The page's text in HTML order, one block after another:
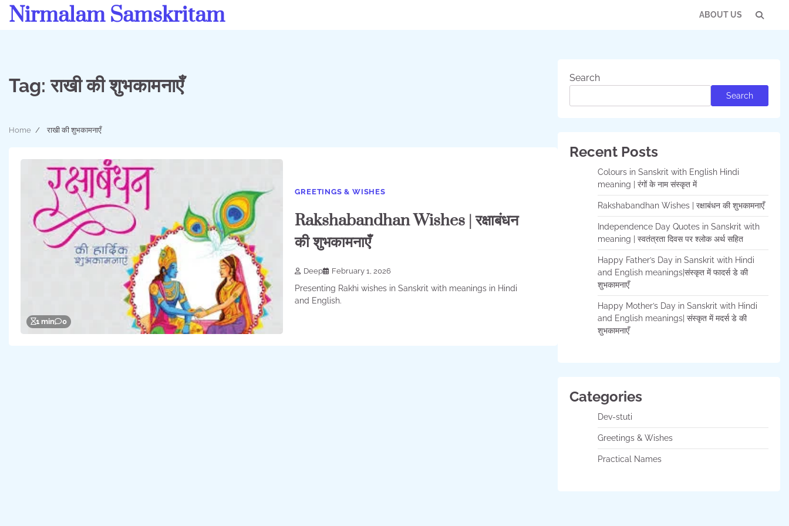
SkipNirmalam Samskritam ABOUT US
Tag:राखी की शुभकामनाएँ
Home राखी की शुभकामनाएँ
1 min 0
GREETINGS & WISHES
Rakshabandhan Wishes | रक्षाबंधन
की शुभकामनाएँ
Deep February 1, 2026
Presenting Rakhi wishes in Sanskrit with meanings in Hindi
and English.
Search
Search
Recent Posts
Colours in Sanskrit with English Hindi
meaning | रंगों के नाम संस्कृत में
Rakshabandhan Wishes | रक्षाबंधन की शुभकामनाएँ
Independence Day Quotes in Sanskrit with
meaning | स्वतंत्रता दिवस पर श्लोक अर्थ सहित
Happy Father’s Day in Sanskrit with Hindi
and English meanings|संस्कृत में फादर्स डे की
शुभकामनाएँ
Happy Mother’s Day in Sanskrit with Hindi
and English meanings| संस्कृत में मदर्स डे की
शुभकामनाएँ
Categories
Dev-stuti
Greetings & Wishes
Practical Names